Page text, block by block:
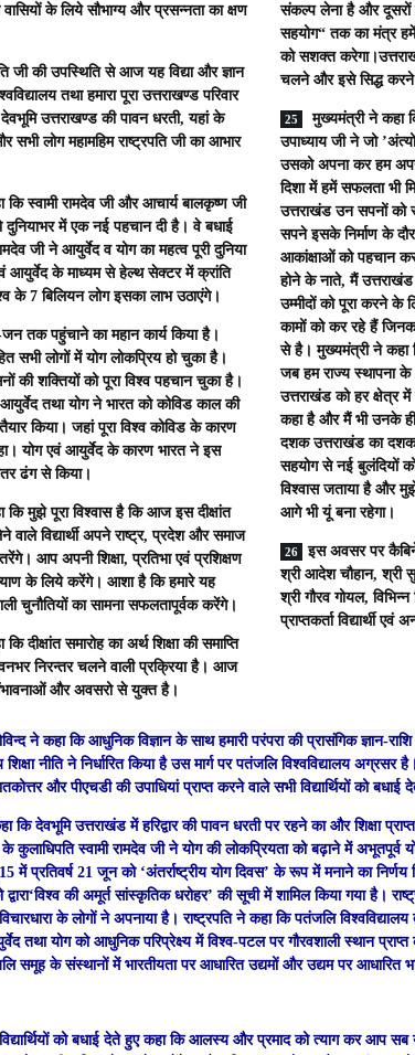
के लिये सौभाग्य और प्रसन्नता का क्षण
जी की उपस्थिति से आज यह विद्या और ज्ञान
तथा हमारा पूरा उत्तराखण्ड परिवार
उत्तराखण्ड की पावन धरती, यहां के
सभी लोग महामहिम राष्ट्रपति जी का आभार
कि स्वामी रामदेव जी और आचार्य बालकृष्ण जी
दुनियाभर में एक नई पहचान दी है। वे बधाई
जी ने आयुर्वेद व योग का महत्व पूरी दुनिया
आयुर्वेद के माध्यम से हेल्थ सेक्टर में क्रांति
के 7 बिलियन लोग इसका लाभ उठाएंगे।
तक पहुंचाने का महान कार्य किया है।
सभी लोगों में योग लोकप्रिय हो चुका है।
की शक्तियों को पूरा विश्व पहचान चुका है।
तथा योग ने भारत को कोविड काल की
किया। जहां पूरा विश्व कोविड के कारण
योग एवं आयुर्वेद के कारण भारत ने इस
ढंग से किया।
कि मुझे पूरा विश्वास है कि आज इस दीक्षांत
वाले विद्यार्थी अपने राष्ट्र, प्रदेश और समाज
आप अपनी शिक्षा, प्रतिभा एवं प्रशिक्षण
के लिये करेंगे। आशा है कि हमारे यह
चुनौतियों का सामना सफलतापूर्वक करेंगे।
दीक्षांत समारोह का अर्थ शिक्षा की समाप्ति
निरन्तर चलने वाली प्रक्रिया है। आज
और अवसरो से युक्त है।
संकल्प लेना है और
सहयोग“ तक का मंत्र हमें
को सशक्त
चलने और इसे सिद्ध करने
मुख्यमंत्री ने कहा
उपाध्याय जी ने जो
उसको अपना कर हम
दिशा में हमें सफलता भी
उत्तराखंड उन सपनों को
सपने इसके निर्माण के
आकांक्षाओं को पहचान
होने के नाते, मैं
उम्मीदों को पूरा करने के
कामों को कर रहे हैं
से है। मुख्यमंत्री ने कहा
जब हम राज्य स्थापना
उत्तराखंड को हर क्षेत्र
कहा है और मैं भी उनके
दशक उत्तराखंड का
सहयोग से नई बुलंदियों
विश्वास जताया है और
आगे भी यूं बना रहेगा।
इस अवसर पर
श्री आदेश चौहान, श्री
श्री गौरव गोयल,
प्राप्तकर्ता विद्यार्थी
ने कहा कि आधुनिक विज्ञान के साथ हमारी परंपरा की प्रासंगिक ज्ञान-
शिक्षा नीति ने निर्धारित किया है उस मार्ग पर पतंजलि विश्वविद्यालय
और पीएचडी की उपाधियां प्राप्त करने वाले सभी विद्यार्थियों को
कि देवभूमि उत्तराखंड में हरिद्वार की पावन धरती पर रहने का और शिक्षा
कुलाधिपति स्वामी रामदेव जी ने योग की लोकप्रियता को बढ़ाने में अभूतपूर्व
में प्रतिवर्ष 21 जून को ‘अंतर्राष्ट्रीय योग दिवस’ के रूप में मनाने का
की अमूर्त सांस्कृतिक धरोहर’ की सूची में शामिल किया गया है।
के लोगों ने अपनाया है। राष्ट्रपति ने कहा कि पतंजलि विश्वविद्यालय
तथा योग को आधुनिक परिप्रेक्ष्य में विश्व-पटल पर गौरवशाली स्थान
समूह के संस्थानों में भारतीयता पर आधारित उद्यमों और उद्यम पर आधारित
विद्यार्थियों को बधाई देते हुए कहा कि आलस्य और प्रमाद को त्याग कर आप